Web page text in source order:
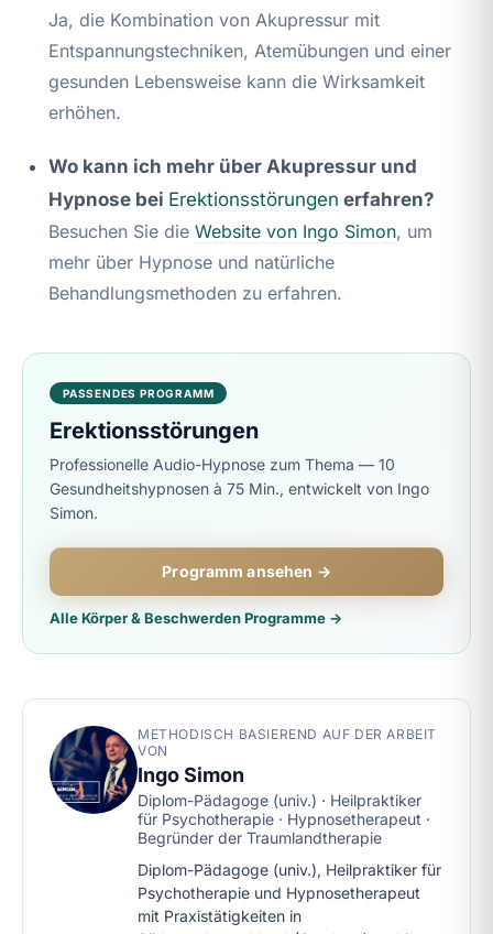
Ja, die Kombination von Akupressur mit
Entspannungstechniken, Atemübungen und einer
gesunden Lebensweise kann die Wirksamkeit
erhöhen.
Wo kann ich mehr über Akupressur und
Hypnose bei Erektionsstörungen erfahren?
Besuchen Sie die Website von Ingo Simon, um
mehr über Hypnose und natürliche
Behandlungsmethoden zu erfahren.
PASSENDES PROGRAMM
Erektionsstörungen
Professionelle Audio-Hypnose zum Thema — 10
Gesundheitshypnosen à 75 Min., entwickelt von Ingo
Simon.
Programm ansehen →
Alle Körper & Beschwerden Programme →
METHODISCH BASIEREND AUF DER ARBEIT
VON
Ingo Simon
Diplom-Pädagoge (univ.) · Heilpraktiker
für Psychotherapie · Hypnosetherapeut ·
Begründer der Traumlandtherapie
Diplom-Pädagoge (univ.), Heilpraktiker für
Psychotherapie und Hypnosetherapeut
mit Praxistätigkeiten in